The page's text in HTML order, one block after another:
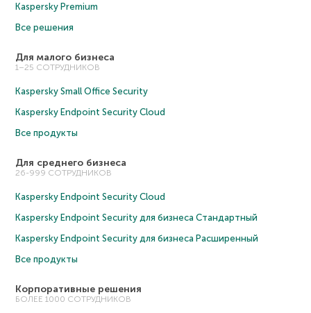
Kaspersky Premium
Все решения
Для малого бизнеса
1–25 СОТРУДНИКОВ
Kaspersky Small Office Security
Kaspersky Endpoint Security Cloud
Все продукты
Для среднего бизнеса
26-999 СОТРУДНИКОВ
Kaspersky Endpoint Security Cloud
Kaspersky Endpoint Security для бизнеса Cтандартный
Kaspersky Endpoint Security для бизнеса Расширенный
Все продукты
Корпоративные решения
БОЛЕЕ 1000 СОТРУДНИКОВ